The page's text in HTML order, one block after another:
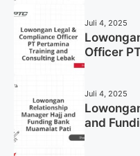
Juli 4, 2025
Officer
Juli 4, 2025
and